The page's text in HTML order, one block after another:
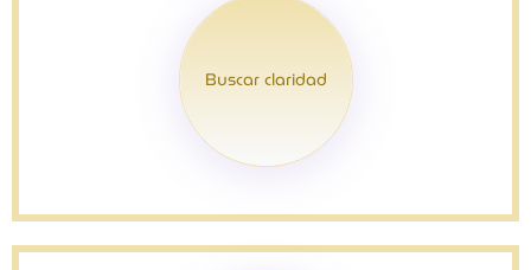
Buscar claridad